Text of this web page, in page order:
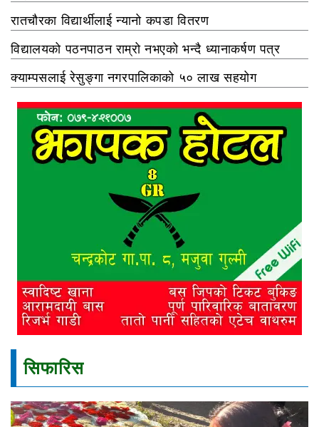
रातचौरका विद्यार्थीलाई न्यानो कपडा वितरण
विद्यालयको पठनपाठन राम्रो नभएको भन्दै ध्यानाकर्षण पत्र
क्याम्पसलाई रेसुङ्गा नगरपालिकाको ५० लाख सहयोग
सिफारिस